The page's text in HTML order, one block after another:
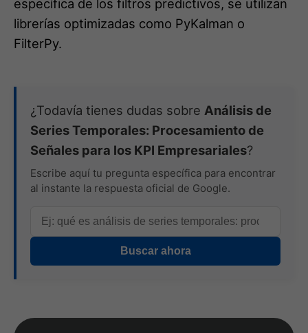
¿Todavía tienes dudas sobre
Escribe aquí tu pregunta específica para encontrar
al instante la respuesta oficial de Google.
Buscar ahora